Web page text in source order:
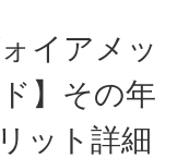
イアメッ
】その年
ット詳細